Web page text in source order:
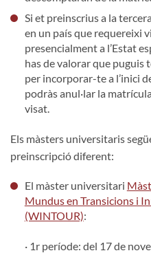
Si et preinscrius a la
en un país que requereixi
presencialment a l’Estat
has de valorar que puguis
per incorporar-te a l’inici
podràs anul·lar la
visat.
Els màsters universitaris
preinscripció diferent:
El màster universitari
Mundus en Transicions i
(WINTOUR):
· 1r període: del 17 de